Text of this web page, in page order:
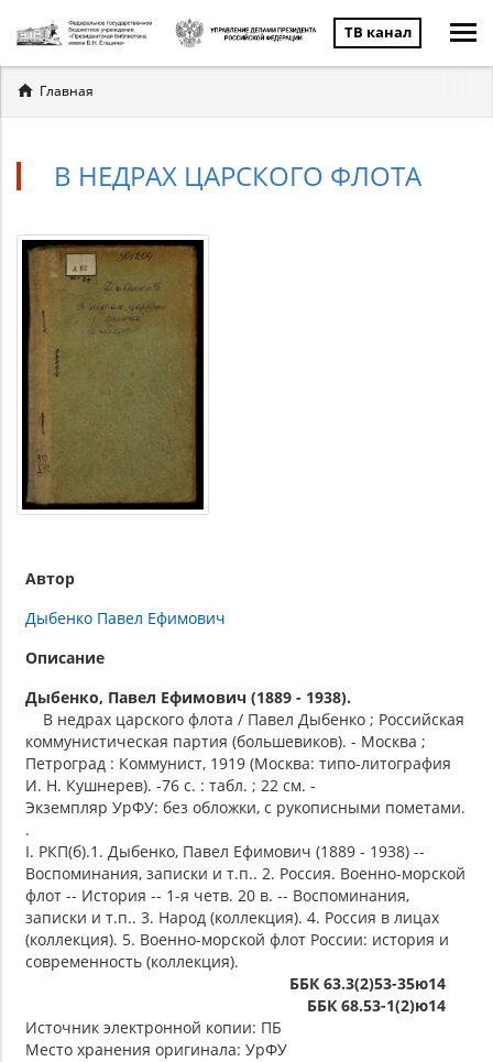
ТВ канал
Вы
здесь
Главная
В НЕДРАХ ЦАРСКОГО ФЛОТА
Автор
Дыбенко Павел Ефимович
Описание
Дыбенко, Павел Ефимович (1889 - 1938).
В недрах царского флота / Павел Дыбенко ; Российская
коммунистическая партия (большевиков). - Москва ;
Петроград : Коммунист, 1919 (Москва: типо-литография
И. Н. Кушнерев). -76 с. : табл. ; 22 см. -
Экземпляр УрФУ: без обложки, с рукописными пометами.
.
I. РКП(б).1. Дыбенко, Павел Ефимович (1889 - 1938) --
Воспоминания, записки и т.п.. 2. Россия. Военно-морской
флот -- История -- 1-я четв. 20 в. -- Воспоминания,
записки и т.п.. 3. Народ (коллекция). 4. Россия в лицах
(коллекция). 5. Военно-морской флот России: история и
современность (коллекция).
ББК 63.3(2)53-35ю14
ББК 68.53-1(2)ю14
Источник электронной копии: ПБ
Место хранения оригинала: УрФУ